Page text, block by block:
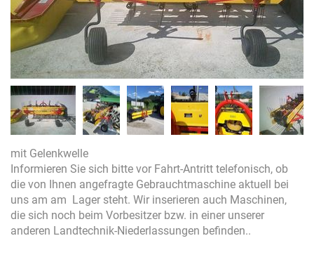
mit Gelenkwelle
Informieren Sie sich bitte vor Fahrt-Antritt telefonisch, ob
die von Ihnen angefragte Gebrauchtmaschine aktuell bei
uns am am Lager steht. Wir inserieren auch Maschinen,
die sich noch beim Vorbesitzer bzw. in einer unserer
anderen Landtechnik-Niederlassungen befinden..